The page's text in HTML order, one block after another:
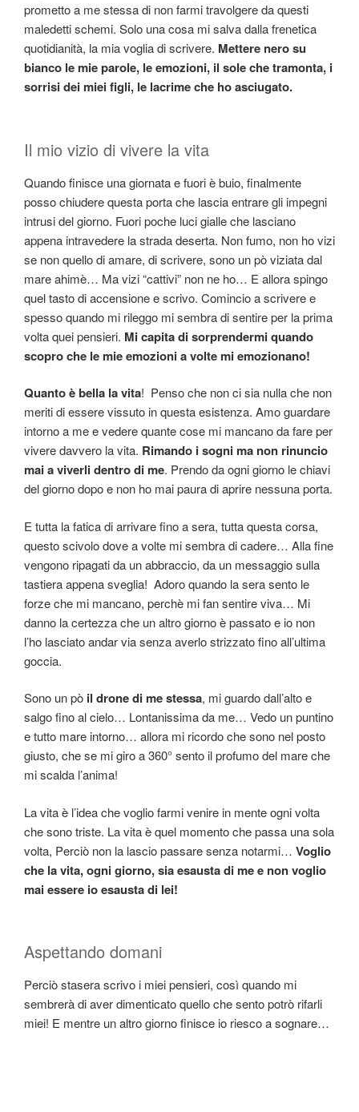
prometto a me stessa di non farmi travolgere da questi
maledetti schemi. Solo una cosa mi salva dalla frenetica
quotidianità, la mia voglia di scrivere. Mettere nero su
bianco le mie parole, le emozioni, il sole che tramonta, i
sorrisi dei miei figli, le lacrime che ho asciugato.
Il mio vizio di vivere la vita
Quando finisce una giornata e fuori è buio, finalmente
posso chiudere questa porta che lascia entrare gli impegni
intrusi del giorno. Fuori poche luci gialle che lasciano
appena intravedere la strada deserta. Non fumo, non ho vizi
se non quello di amare, di scrivere, sono un pò viziata dal
mare ahimè… Ma vizi “cattivi” non ne ho… E allora spingo
quel tasto di accensione e scrivo. Comincio a scrivere e
spesso quando mi rileggo mi sembra di sentire per la prima
volta quei pensieri. Mi capita di sorprendermi quando
scopro che le mie emozioni a volte mi emozionano!
Quanto è bella la vita! Penso che non ci sia nulla che non
meriti di essere vissuto in questa esistenza. Amo guardare
intorno a me e vedere quante cose mi mancano da fare per
vivere davvero la vita. Rimando i sogni ma non rinuncio
mai a viverli dentro di me. Prendo da ogni giorno le chiavi
del giorno dopo e non ho mai paura di aprire nessuna porta.
E tutta la fatica di arrivare fino a sera, tutta questa corsa,
questo scivolo dove a volte mi sembra di cadere… Alla fine
vengono ripagati da un abbraccio, da un messaggio sulla
tastiera appena sveglia! Adoro quando la sera sento le
forze che mi mancano, perchè mi fan sentire viva… Mi
danno la certezza che un altro giorno è passato e io non
l’ho lasciato andar via senza averlo strizzato fino all’ultima
goccia.
Sono un pò il drone di me stessa, mi guardo dall’alto e
salgo fino al cielo… Lontanissima da me… Vedo un puntino
e tutto mare intorno… allora mi ricordo che sono nel posto
giusto, che se mi giro a 360° sento il profumo del mare che
mi scalda l’anima!
La vita è l’idea che voglio farmi venire in mente ogni volta
che sono triste. La vita è quel momento che passa una sola
volta, Perciò non la lascio passare senza notarmi… Voglio
che la vita, ogni giorno, sia esausta di me e non voglio
mai essere io esausta di lei!
Aspettando domani
Perciò stasera scrivo i miei pensieri, così quando mi
sembrerà di aver dimenticato quello che sento potrò rifarli
miei! E mentre un altro giorno finisce io riesco a sognare…